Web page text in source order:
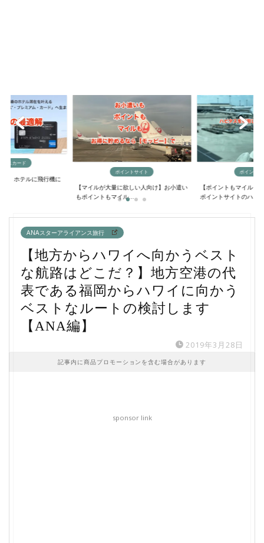
クスカード
】ホテルに飛行機に
ポイントサイト
【マイルが大量に欲しい人向け】お小遣い
もポイントもマイル...
ポイント
【ポイントもマイルも
ポイントサイトのハ...
ANAスターアライアンス旅行
【地方からハワイへ向かうベスト
な航路はどこだ？】地方空港の代
表である福岡からハワイに向かう
ベストなルートの検討します
【ANA編】
2019年3月28日
記事内に商品プロモーションを含む場合があります
sponsor link